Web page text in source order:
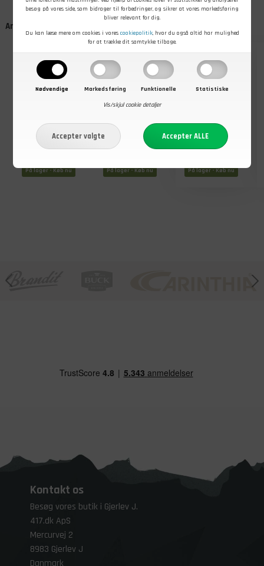
besøg på vores side, som bidrager til forbedringer, og sikrer at vores markedsføring
bliver relevant for dig.
Du kan læse mere om cookies i vores cookiepolitik, hvor du også altid har mulighed
for at trække dit samtykke tilbage.
Nødvendige Markedsføring Funktionelle
Statistiske
Vis/skjul cookie detaljer
Andre kunder købte også
129,00
Foldespade
med savtakker,
På lager - Køb nu
27,00
Mil-Tec
Vandtætte
pak
På lager - Køb nu
- 22%
DKK
Foldbar
vanddunk med
liter
På lager - Køb nu
Kontakt os
Besøg vores butik i Gjerlev J.
417.dk ApS
Mercurvej 2
8983 Gjerlev J
Danmark